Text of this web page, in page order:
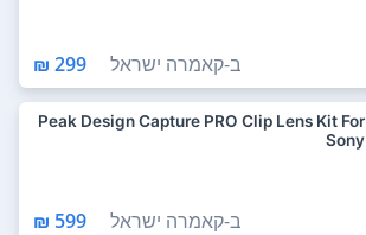
ב-קאמרה ישראל 299 ₪
Peak Design Capture PRO Clip Lens Kit For
Sony
ב-קאמרה ישראל 599 ₪